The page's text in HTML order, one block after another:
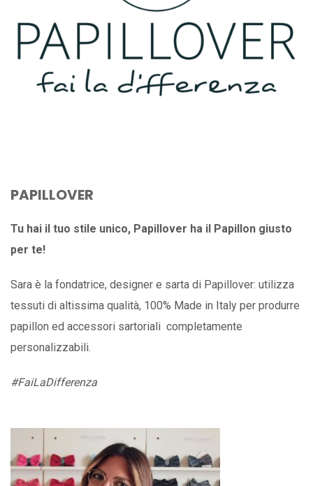
PAPILLOVER
Tu hai il tuo stile unico, Papillover ha il Papillon giusto
per te!
Sara è la fondatrice, designer e sarta di Papillover: utilizza
tessuti di altissima qualità, 100% Made in Italy per produrre
papillon ed accessori sartoriali completamente
personalizzabili.
#FaiLaDifferenza